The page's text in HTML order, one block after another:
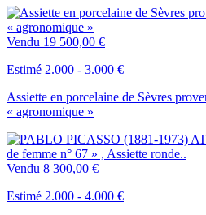
Vendu 19 500,00 €
Estimé 2.000 - 3.000 €
Assiette en porcelaine de Sèvres
« agronomique »
Vendu 8 300,00 €
Estimé 2.000 - 4.000 €